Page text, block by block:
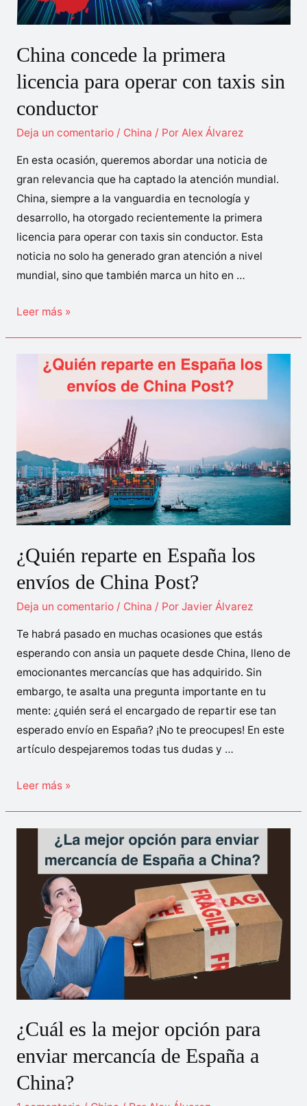
China concede la primera
licencia para operar con taxis sin
conductor
Deja un comentario / China / Por Alex Álvarez
En esta ocasión, queremos abordar una noticia de
gran relevancia que ha captado la atención mundial.
China, siempre a la vanguardia en tecnología y
desarrollo, ha otorgado recientemente la primera
licencia para operar con taxis sin conductor. Esta
noticia no solo ha generado gran atención a nivel
mundial, sino que también marca un hito en …
China
primera
taxis
sin
conductor
Leer más »
¿Quién reparte en España los
envíos de China Post?
Deja un comentario / China / Por Javier Álvarez
Te habrá pasado en muchas ocasiones que estás
esperando con ansia un paquete desde China, lleno de
emocionantes mercancías que has adquirido. Sin
embargo, te asalta una pregunta importante en tu
mente: ¿quién será el encargado de repartir ese tan
esperado envío en España? ¡No te preocupes! En este
artículo despejaremos todas tus dudas y …
¿Quién
envíos
China
Post?
Leer más »
¿Cuál es la mejor opción para
enviar mercancía de España a
China?